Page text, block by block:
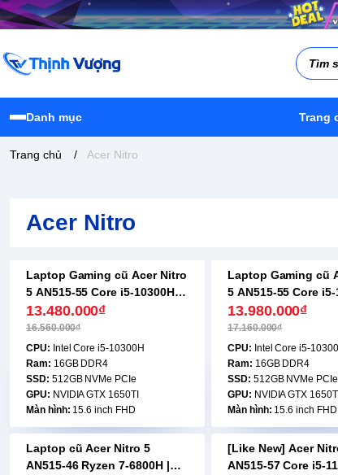
Danh mục Trang
Trang chủ / Acer Nitro
Acer Nitro
-19%
Laptop Gaming cũ Acer Nitro
5 AN515-55 Core i5-10300H |
16GB | 512GB | GTX 1650 |
15.6 inch FHD
13.480.000₫
16.560.000₫
CPU: Intel Core i5-10300H
Ram: 16GB DDR4
SSD: 512GB NVMe PCIe
GPU: NVIDIA GTX 1650TI
Màn hình: 15.6 inch FHD
-19%
Laptop Gaming cũ
5 AN515-55 Core i5-
16GB | 512GB | GTX
15.6 inch FHD
13.980.000₫
17.160.000₫
CPU: Intel Core i5-
Ram: 16GB DDR4
SSD: 512GB NVMe PCIe
GPU: NVIDIA GTX 1650TI
Màn hình: 15.6 inch FHD
-30%
Laptop cũ Acer Nitro 5
AN515-46 Ryzen 7-6800H |
-15%
[Like New] Acer
AN515-57 Core i5-